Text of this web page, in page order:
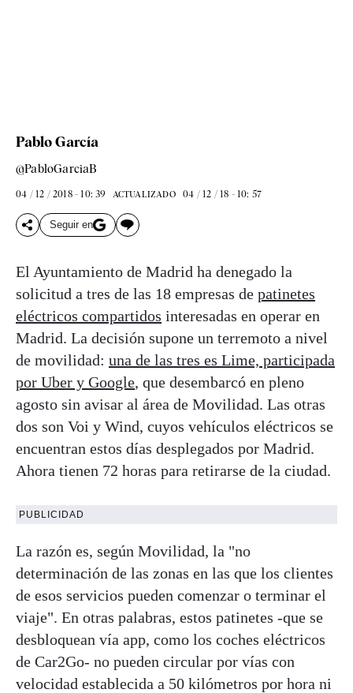
Pablo García
@PabloGarciaB
04 / 12 / 2018 - 10: 39 ACTUALIZADO 04 / 12 / 18 - 10: 57
Seguir en
El Ayuntamiento de Madrid ha denegado la
solicitud a tres de las 18 empresas de patinetes
eléctricos compartidos interesadas en operar en
Madrid. La decisión supone un terremoto a nivel
de movilidad: una de las tres es Lime, participada
por Uber y Google, que desembarcó en pleno
agosto sin avisar al área de Movilidad. Las otras
dos son Voi y Wind, cuyos vehículos eléctricos se
encuentran estos días desplegados por Madrid.
Ahora tienen 72 horas para retirarse de la ciudad.
PUBLICIDAD
La razón es, según Movilidad, la "no
determinación de las zonas en las que los clientes
de esos servicios pueden comenzar o terminar el
viaje". En otras palabras, estos patinetes -que se
desbloquean vía app, como los coches eléctricos
de Car2Go- no pueden circular por vías con
velocidad establecida a 50 kilómetros por hora ni